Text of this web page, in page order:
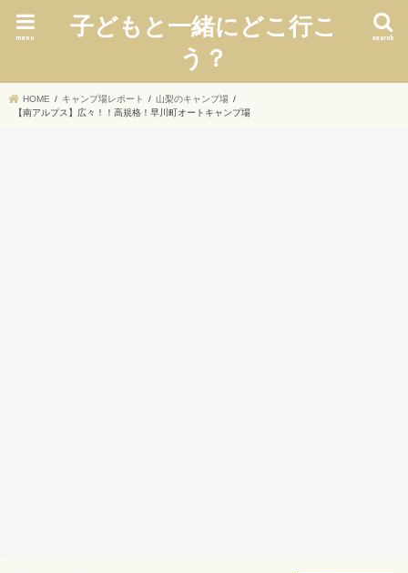
子どもと一緒にどこ行こ
う？
search
menu
HOME キャンプ場レポート
山梨のキャンプ場
【南アルプス】広々！！高規格！早川町オートキャンプ場